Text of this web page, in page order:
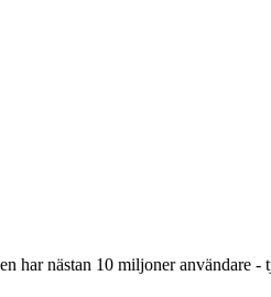
har nästan 10 miljoner användare